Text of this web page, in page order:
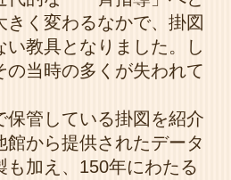
きく変わるなかで、掛図
い教具となりました。し
の当時の多くが失われて
管している掛図を紹介
館から提供されたデータ
も加え、150年にわたる